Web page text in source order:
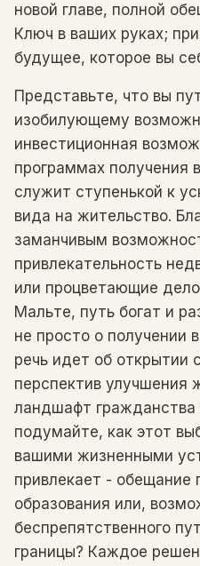
новой главе, полной
Ключ в ваших руках;
будущее, которое вы
Представьте, что вы
изобилующему
инвестиционная
программах получения
служит ступенькой к
вида на жительство.
заманчивым
привлекательность
или процветающие
Мальте, путь богат и
не просто о получении
речь идет об открытии
перспектив улучшения
ландшафт гражданства
подумайте, как этот
вашими жизненными
привлекает - обещание
образования или,
беспрепятственного
границы? Каждое